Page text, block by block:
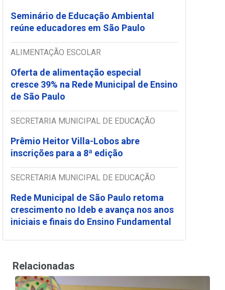
Seminário de Educação Ambiental
reúne educadores em São Paulo
ALIMENTAÇÃO ESCOLAR
Oferta de alimentação especial
cresce 39% na Rede Municipal de Ensino
de São Paulo
SECRETARIA MUNICIPAL DE EDUCAÇÃO
Prêmio Heitor Villa-Lobos abre
inscrições para a 8ª edição
SECRETARIA MUNICIPAL DE EDUCAÇÃO
Rede Municipal de São Paulo retoma
crescimento no Ideb e avança nos anos
iniciais e finais do Ensino Fundamental
Relacionadas